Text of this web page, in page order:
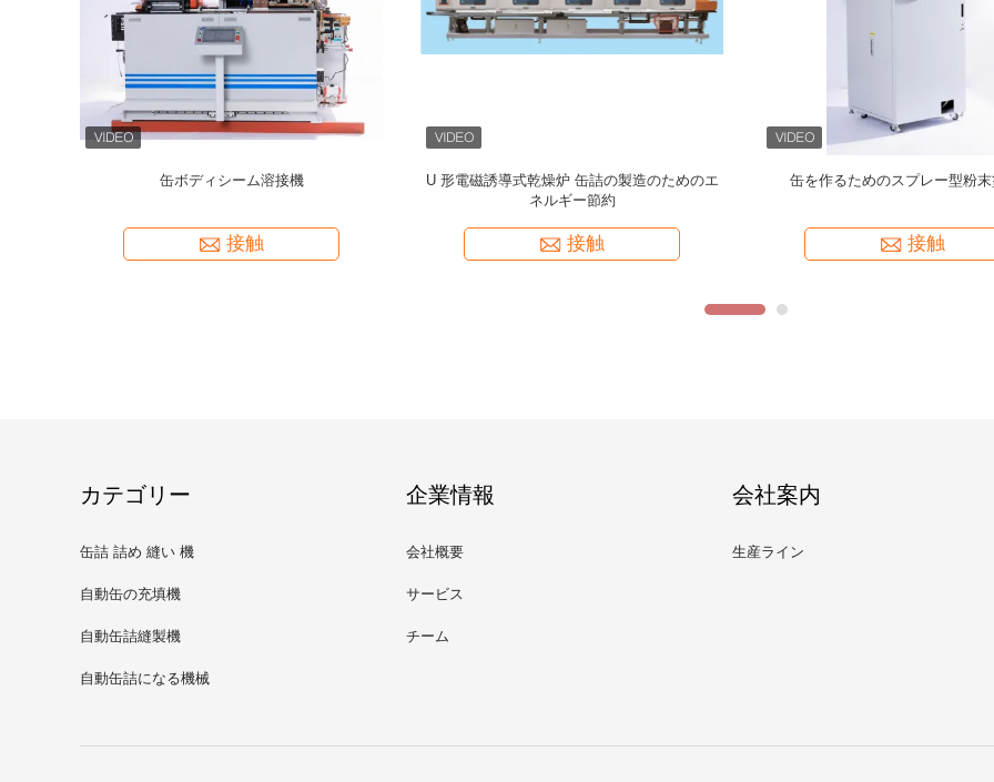
完全自動抵抗大缶ボディシーム溶接機モデル
接触
全自動抵抗缶ボディシーム溶接機,モデル
ZDFH-200,食品缶を作るための,CPM200
接触
缶を作るためのデュプレックス 外
接触
カテゴリー
缶詰 詰め 縫い 機
自動缶の充填機
自動缶詰縫製機
自動缶詰になる機械
企業情報
会社概要
サービス
チーム
会社案内
生産ライン